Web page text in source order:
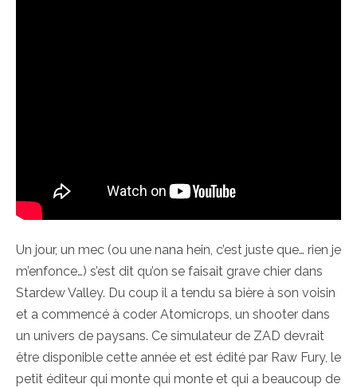
Un jour, un mec (ou une nana hein, c’est juste que… rien je
m’enfonce…) s’est dit qu’on se faisait grave chier dans
Stardew Valley. Du coup il a tendu sa bière à son voisin
et a commencé à coder Atomicrops, un shooter dans
un univers de paysans. Ce simulateur de ZAD devrait
être disponible cette année et est édité par Raw Fury, le
petit éditeur qui monte qui monte et qui a beaucoup de